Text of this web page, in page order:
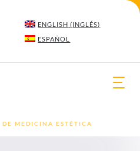
ENGLISH (INGLÉS)
ESPAÑOL
MEDICINA ESTÉTICA